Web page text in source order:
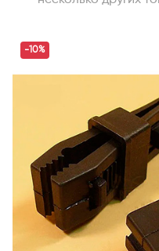
-10%